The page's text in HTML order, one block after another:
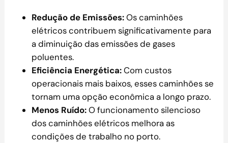
Redução de Emissões:Os caminhões
elétricos contribuem significativamente para
a diminuição das emissões de gases
poluentes.
Eficiência Energética:Com custos
operacionais mais baixos, esses caminhões se
tornam uma opção econômica a longo prazo.
Menos Ruído:O funcionamento silencioso
dos caminhões elétricos melhora as
condições de trabalho no porto.